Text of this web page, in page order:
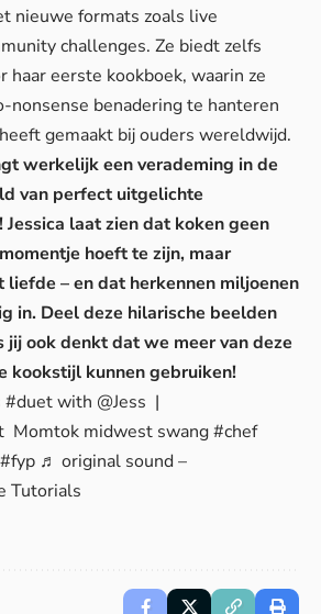
nieuwe formats zoals live
challenges. Ze biedt zelfs
haar eerste kookboek, waarin ze
nonsense benadering te hanteren
gemaakt bij ouders wereldwijd.
werkelijk een verademing in de
van perfect uitgelichte
Jessica laat zien dat koken geen
hoeft te zijn, maar
liefde – en dat herkennen miljoenen
in. Deel deze hilarische beelden
jij ook denkt dat we meer van deze
kookstijl kunnen gebruiken!
#duetwith @Jess |
Momtok midwest swang#chef
#fyp ♬ original sound –
Tutorials